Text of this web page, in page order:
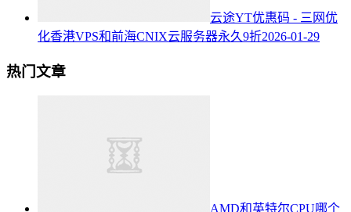
云途YT优惠码 - 三网优
化香港VPS和前海CNIX云服务器永久9折2026-01-29
热门文章
AMD和英特尔CPU哪个